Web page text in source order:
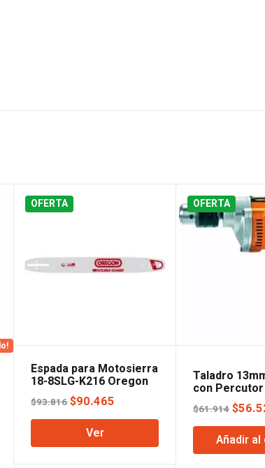
OFERTA
Espada para Motosierra
18-8SLG-K216 Oregon
$93.816El
precio
original
era:
$90.465
precio
es:
Ver
OFERTA
Taladro
con
$61.914El
era:
$
Añadir